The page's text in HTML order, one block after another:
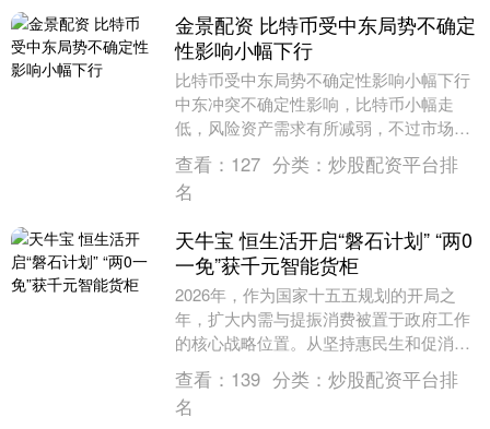
金景配资 比特币受中东局势不确定
性影响小幅下行
比特币受中东局势不确定性影响小幅下行
中东冲突不确定性影响，比特币小幅走
低，风险资产需求有所减弱，不过市场对
伊朗战事达成和平协议的谨慎乐观预期限
制了其跌幅。特朗....
查看： 127 分类： 炒股配资平台排
名
天牛宝 恒生活开启“磐石计划” “两0
一免”获千元智能货柜
2026年，作为国家十五五规划的开局之
年，扩大内需与提振消费被置于政府工作
的核心战略位置。从坚持惠民生和促消费
到加快数字、绿色、智能等新型消费发
展，一系列政策红....
查看： 139 分类： 炒股配资平台排
名